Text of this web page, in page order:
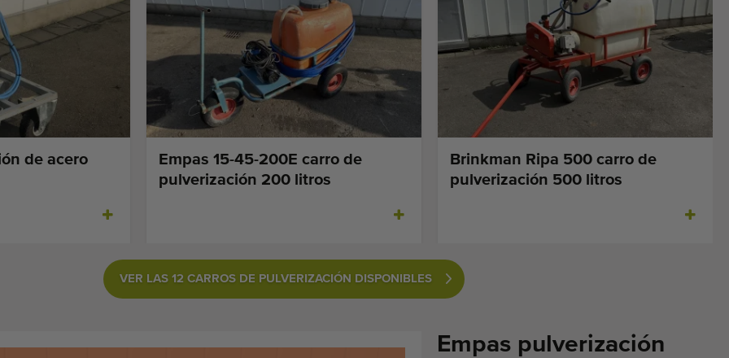
de acero
Empas 15-45-200E carro de
pulverización 200 litros
Brinkman Ripa 500 carro de
pulverización 500 litros
VER LAS 12 CARROS DE PULVERIZACIÓN DISPONIBLES
Empas pulverización